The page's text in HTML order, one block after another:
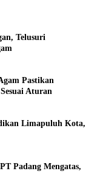
Telusuri
Pastikan
Aturan
Limapuluh Kota,
Padang Mengatas,